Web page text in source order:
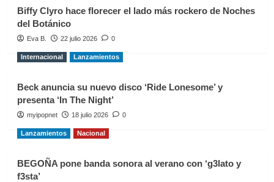
Biffy Clyro hace florecer el lado más rockero de Noches
del Botánico
Eva B. 22 julio 2026 0
Internacional Lanzamientos
Beck anuncia su nuevo disco ‘Ride Lonesome’ y
presenta ‘In The Night’
myipopnet 18 julio 2026 0
Lanzamientos Nacional
BEGOÑA pone banda sonora al verano con ‘g3lato y
f3sta’